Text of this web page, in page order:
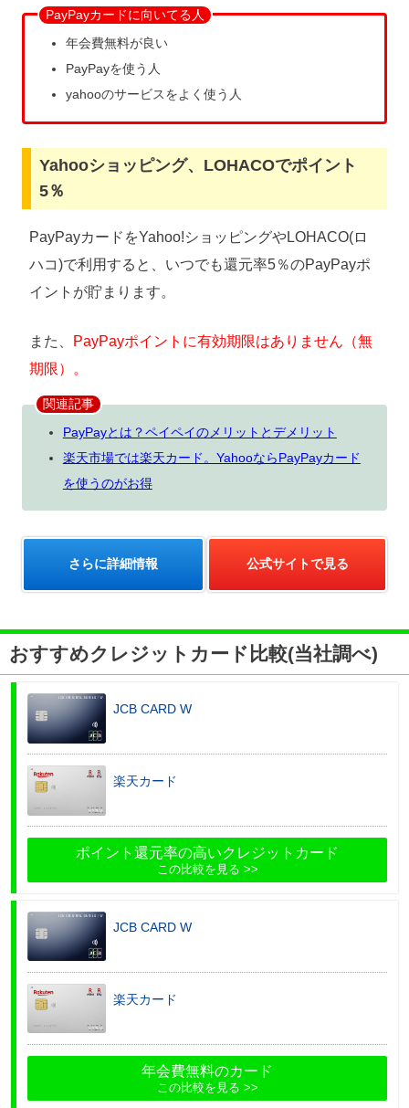
PayPayカードに向いてる人
年会費無料が良い
PayPayを使う人
yahooのサービスをよく使う人
Yahooショッピング、LOHACOでポイント
5％
PayPayカードをYahoo!ショッピングやLOHACO(ロ
ハコ)で利用すると、いつでも還元率5％のPayPayポ
イントが貯まります。
また、
PayPayポイントに有効期限はありません（無
期限）。
関連記事
PayPayとは？ペイペイのメリットとデメリット
楽天市場では楽天カード。YahooならPayPayカード
を使うのがお得
さらに詳細情報 公式サイトで見る
おすすめクレジットカード比較(当社調べ)
JCB CARD W
楽天カード
ポイント還元率の高いクレジットカード
この比較を見る
JCB CARD W
楽天カード
年会費無料のカード
この比較を見る